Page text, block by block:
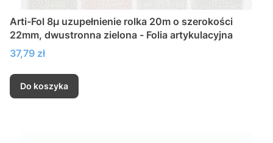
Arti-Fol 8µ uzupełnienie rolka 20m o szerokości
22mm, dwustronna zielona - Folia artykulacyjna
Cena
37,79 zł
Do koszyka